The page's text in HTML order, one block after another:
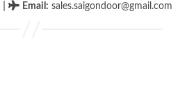
Email : sales.saigondoor@gmail.com